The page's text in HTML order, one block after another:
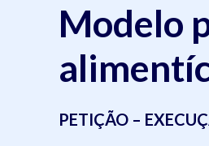
Modelo
PETIÇÃO –